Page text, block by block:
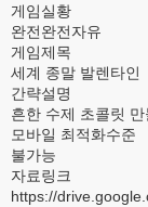
게임실황
완전완전자유
게임제목
세계 종말 발렌타인
간략설명
흔한 수제 초콜릿 만
모바일 최적화수준
불가능
자료링크
https://